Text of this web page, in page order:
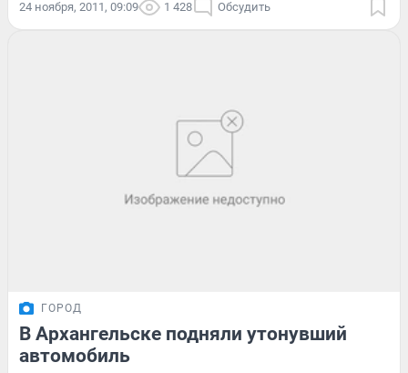
24 ноября, 2011, 09:09 1 428 Обсудить
ГОРОД
В Архангельске подняли утонувший
автомобиль